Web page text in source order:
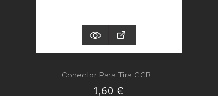
Conector Para Tira COB...
1,60 €